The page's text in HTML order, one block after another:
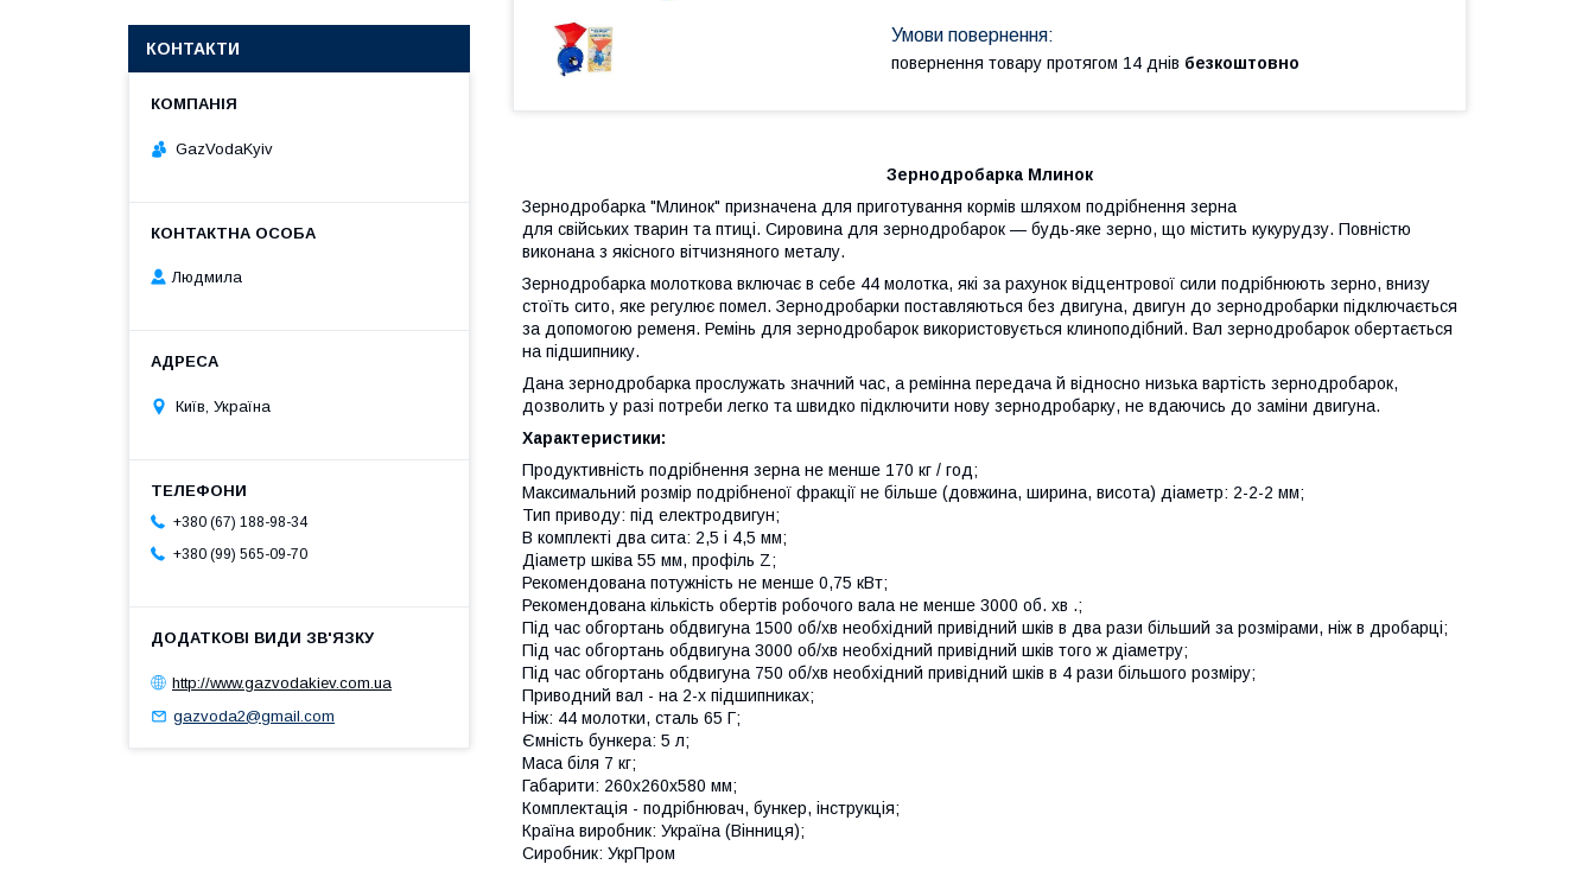
повернення товару протягом 14 днів безкоштовно
Зернодробарка Млинок
Зернодробарка "Млинок" призначена для приготування кормів шляхом подрібнення зерна
для свійських тварин та птиці. Сировина для зернодробарок — будь-яке зерно, що містить кукурудзу. Повністю
виконана з якісного вітчизняного металу.
Зернодробарка молоткова включає в себе 44 молотка, які за рахунок відцентрової сили подрібнюють зерно, внизу
стоїть сито, яке регулює помел. Зернодробарки поставляються без двигуна, двигун до зернодробарки підключається
за допомогою ременя. Ремінь для зернодробарок використовується клиноподібний. Вал зернодробарок обертається
на підшипнику.
Дана зернодробарка прослужать значний час, а ремінна передача й відносно низька вартість зернодробарок,
дозволить у разі потреби легко та швидко підключити нову зернодробарку, не вдаючись до заміни двигуна.
Характеристики:
Продуктивність подрібнення зерна не менше 170 кг / год;
Максимальний розмір подрібненої фракції не більше (довжина, ширина, висота) діаметр: 2-2-2 мм;
Тип приводу: під електродвигун;
В комплекті два сита: 2,5 і 4,5 мм;
Діаметр шківа 55 мм, профіль Z;
Рекомендована потужність не менше 0,75 кВт;
Рекомендована кількість обертів робочого вала не менше 3000 об. хв .;
Під час обгортань обдвигуна 1500 об/хв необхідний привідний шків в два рази більший за розмірами, ніж в дробарці;
Під час обгортань обдвигуна 3000 об/хв необхідний привідний шків того ж діаметру;
Під час обгортань обдвигуна 750 об/хв необхідний привідний шків в 4 рази більшого розміру;
Приводний вал - на 2-х підшипниках;
Ніж: 44 молотки, сталь 65 Г;
Ємність бункера: 5 л;
Маса біля 7 кг;
Габарити: 260х260х580 мм;
Комплектація - подрібнювач, бункер, інструкція;
Країна виробник: Україна (Вінниця);
Сиробник: УкрПром
КОНТАКТИ
GazVodaKyiv
Людмила
Київ, Україна
+380 (67) 188-98-34
+380 (99) 565-09-70
http://www.gazvodakiev.com.ua
gazvoda2@gmail.com